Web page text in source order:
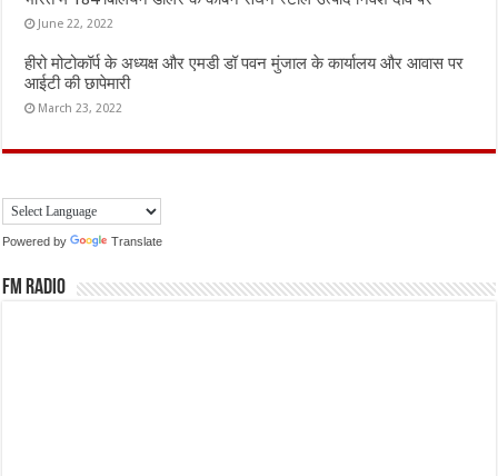
June 22, 2022
हीरो मोटोकॉर्प के अध्यक्ष और एमडी डॉ पवन मुंजाल के कार्यालय और आवास पर
आईटी की छापेमारी
March 23, 2022
Powered by Translate
FM Radio